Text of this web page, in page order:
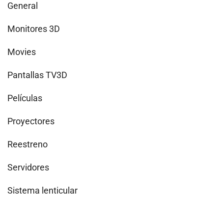
General
Monitores 3D
Movies
Pantallas TV3D
Películas
Proyectores
Reestreno
Servidores
Sistema lenticular